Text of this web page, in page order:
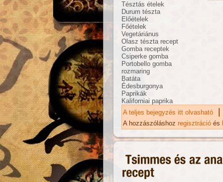
Tésztás ételek
Durum tészta
Előételek
Főételek
Vegetáriánus
Olasz tészta recept
Gomba receptek
Csiperke gomba
Portobello gomba
rozmaring
Batáta
Édesburgonya
Paprikák
Kaliforniai paprika
A teljes bejegyzés itt olvasható
|
A hozzászóláshoz regisztráció és